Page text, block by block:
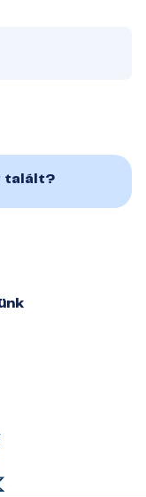
talált?